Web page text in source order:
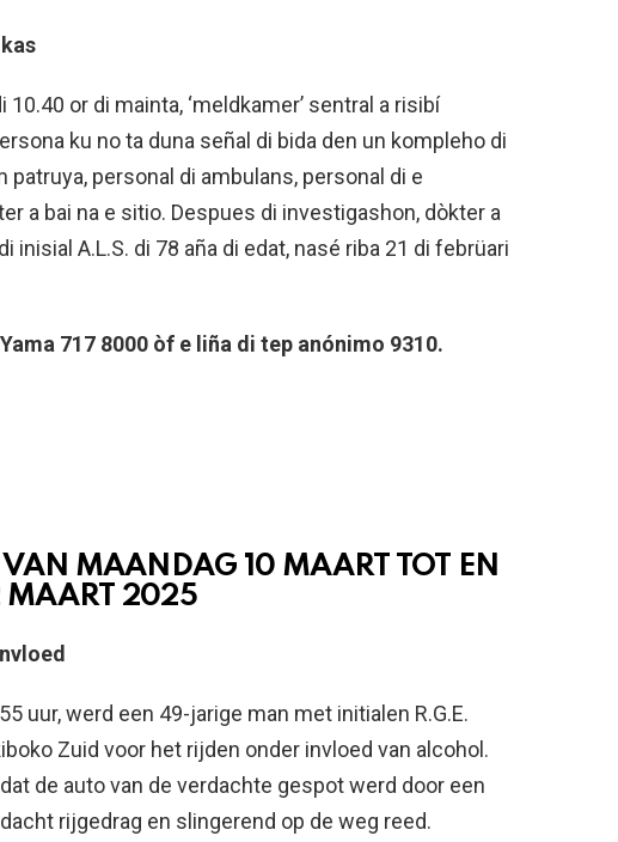
or di mainta, ‘meldkamer’ sentral a risibí
ku no ta duna señal di bida den un kompleho di
patruya, personal di ambulans, personal di e
a bai na e sitio. Despues di investigashon, dòkter a
inisial A.L.S. di 78 aña di edat, nasé riba 21 di febrüari
717 8000 òf e liña di tep anónimo 9310.
VAN MAANDAG 10 MAART TOT EN
MAART 2025
uur, werd een 49-jarige man met initialen R.G.E.
Zuid voor het rijden onder invloed van alcohol.
de auto van de verdachte gespot werd door een
rijgedrag en slingerend op de weg reed.